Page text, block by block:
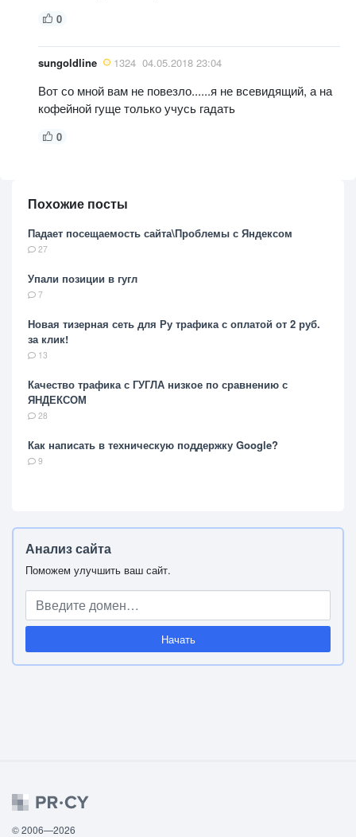
0
sungoldline 1324 04.05.2018 23:04
Вот со мной вам не повезло......я не всевидящий, а на
кофейной гуще только учусь гадать
0
Похожие посты
Падает посещаемость сайта\Проблемы с Яндексом
27
Упали позиции в гугл
7
Новая тизерная сеть для Ру трафика с оплатой от 2 руб.
за клик!
13
Качество трафика с ГУГЛА низкое по сравнению с
ЯНДЕКСОМ
28
Как написать в техническую поддержку Google?
9
Анализ сайта
Поможем улучшить ваш сайт.
Начать
© 2006—2026